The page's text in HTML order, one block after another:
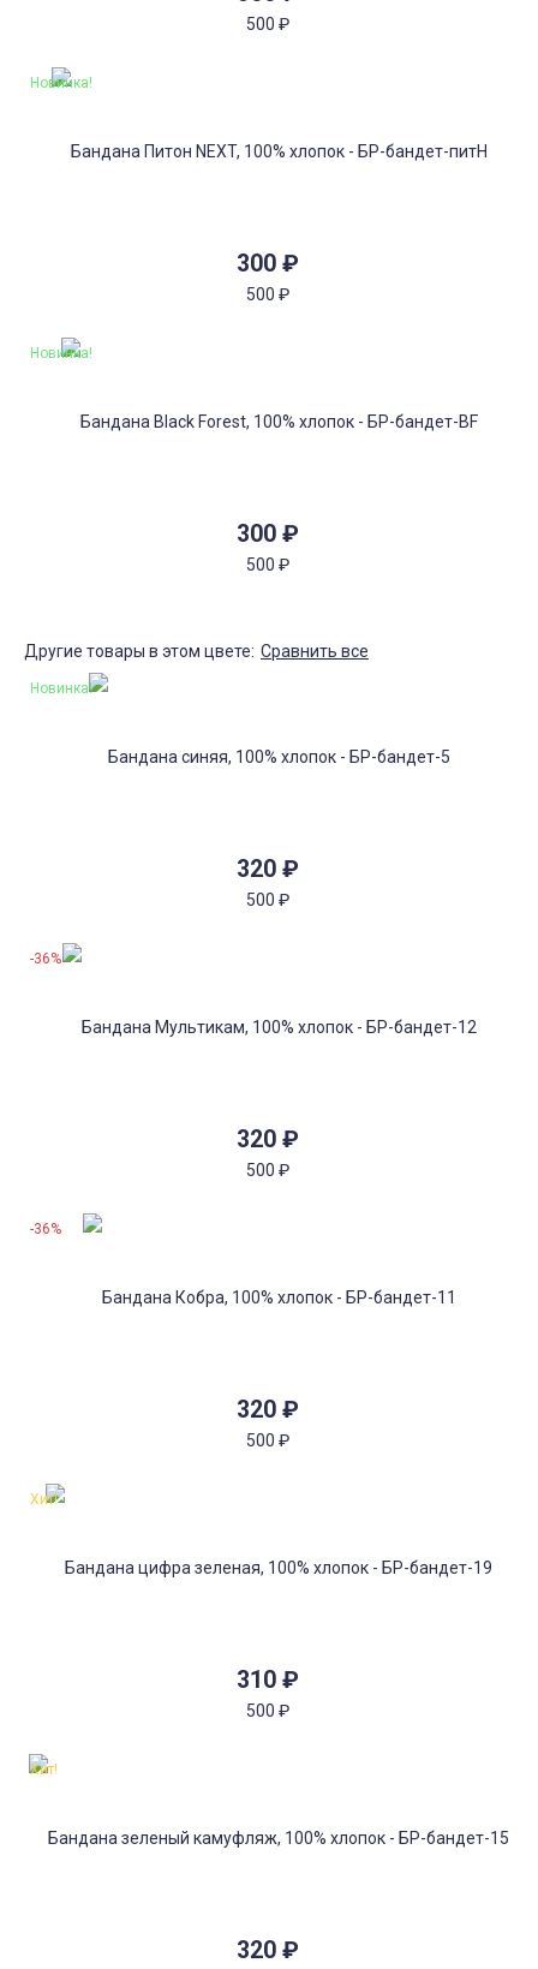
500 ₽
300 ₽
500 ₽
Новинка!
300 ₽
500 ₽
Новинка!
Другие товары в этом цвете: Сравнить все
320 ₽
500 ₽
Новинка!
320 ₽
500 ₽
-36%
320 ₽
500 ₽
-36%
310 ₽
500 ₽
Хит!
320 ₽
Хит!